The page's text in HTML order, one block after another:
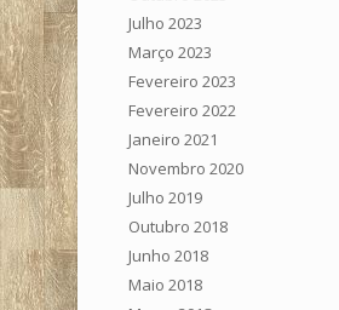
Julho 2023
Março 2023
Fevereiro 2023
Fevereiro 2022
Janeiro 2021
Novembro 2020
Julho 2019
Outubro 2018
Junho 2018
Maio 2018